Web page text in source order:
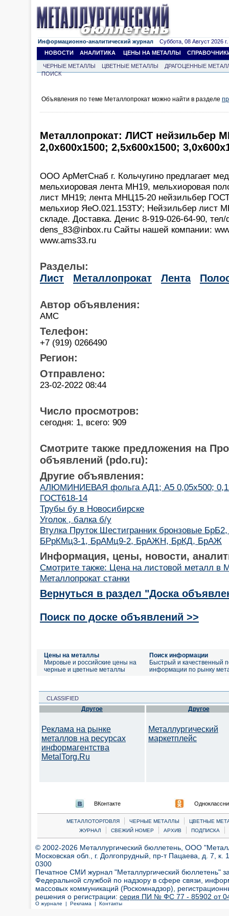
Информационно-аналитический журнал Суббота, 08 Август 2026 г.
НОВОСТИ
АНАЛИТИКА ЦЕНЫ НА МЕТАЛЛЫ
ЧЕРНЫЕ МЕТАЛЛЫ ЦВЕТНЫЕ МЕТАЛЛЫ
ДРАГОЦЕННЫЕ
ПОИСК
Объявления по теме Металлопрокат можно найти в разделе
Металлопрокат: ЛИСТ нейзильбер
2,0х600х1500; 2,5х600х1500;
ООО АрМетСнаб г. Кольчугино предлагает
мельхиоровая лента МН19, мельхиоровая
лист МН19; лента МНЦ15-20 нейзильбер
мельхиор ЯеО.021.153ТУ; Нейзильбер лист
складе. Доставка. Денис 8-919-026-64-90,
dens_83@inbox.ru Сайты нашей компании:
www.ams33.ru
Разделы:
Лист
Металлопрокат Лента
Автор объявления:
АМС
Телефон:
+7 (919) 0266490
Регион:
Отправлено:
23-02-2022 08:44
Число просмотров:
сегодня: 1, всего: 909
Смотрите также предложения на
объявлений (pdo.ru):
Другие объявления:
АЛЮМИНИЕВАЯ фольга АД1; А5 0,05х500;
ГОСТ618-14
Трубы бу в Новосибирске
Уголок , балка б/у
Втулка Пруток Шестигранник бронзовые
БРрКМц3-1, БрАМц9-2, БрАЖН, БрКД, БрАЖ
Информация, цены, новости,
Смотрите также: Цена на листовой металл в
Металлопрокат станки
Вернуться в раздел "Доска
Поиск по доске объявлений >>
Цены на металлы
Мировые и российские цены на
черные и цветные металлы
Поиск информации
Быстрый и качественный
информации по рынку
CLASSIFIED
Другое
Реклама на рынке
металлов на ресурсах
информагентства
MetalTorg.Ru
Другое
Металлургический
маркетплейс
ВКонтакте
МЕТАЛЛОТОРГОВЛЯ | ЧЕРНЫЕ МЕТАЛЛЫ |
ЦВЕТНЫЕ
ЖУРНАЛ
| СВЕЖИЙ НОМЕР | АРХИВ | ПОДПИСКА |
© 2002-2026 Металлургический бюллетень, ООО
Московская обл., г. Долгопрудный, пр-т Пацаева, д. 7,
0300
Печатное СМИ журнал "Металлургический бюллетень"
Федеральной службой по надзору в сфере связи,
массовых коммуникаций (Роскомнадзор),
решения о регистрации: серия ПИ № ФС 77 - 85902 от 04
О журнале | Реклама | Контакты